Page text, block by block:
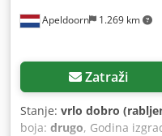
Apeldoorn 1.269 km
Zatraži
Stanje: vrlo dobro
boja: drugo, Godina